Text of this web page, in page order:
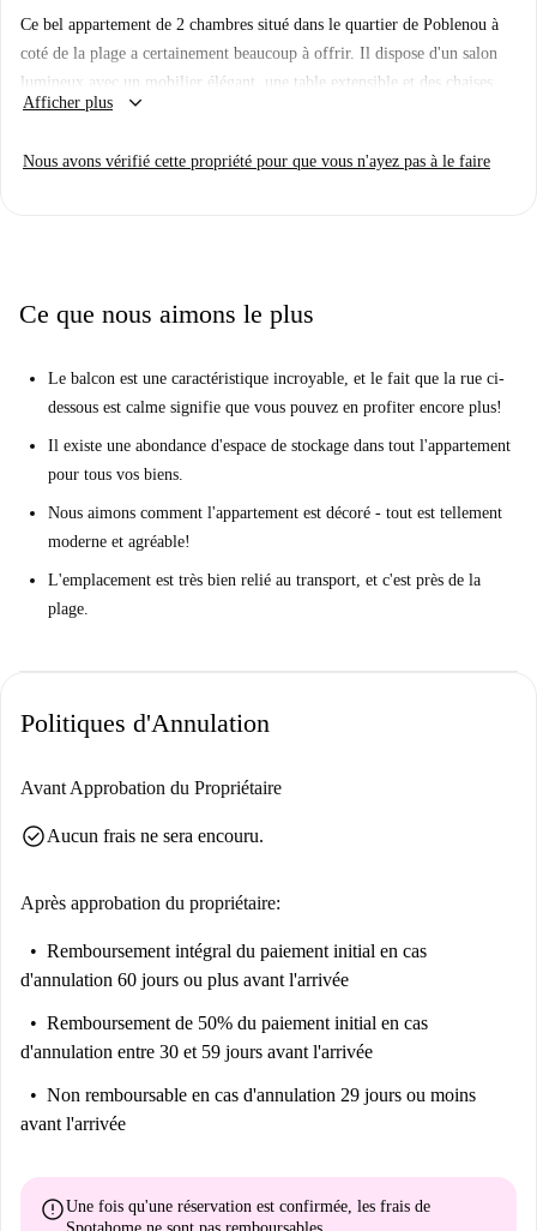
Ce bel appartement de 2 chambres situé dans le quartier de Poblenou à
coté de la plage a certainement beaucoup à offrir. Il dispose d'un salon
lumineux avec un mobilier élégant, une table extensible et des chaises
pour les clients supplémentaires, un canapé et une télévision. La cuisine
marbre. Du salon, vous pouvez accéder au balcon qui donne sur la rue
incroyablement proche de la plage, il est donc facile de profiter du sable
plus près de la maison, consultez le restaurant Els Tres Porquets ou Casa
Aliaga.
Afficher plus keyboard_arrow_down
Nous avons vérifié cette propriété pour que vous n'ayez pas à le faire
Ce que nous aimons le plus
Le balcon est une caractéristique incroyable, et le fait que la rue ci-
dessous est calme signifie que vous pouvez en profiter encore plus!
Il existe une abondance d'espace de stockage dans tout l'appartement
pour tous vos biens.
Nous aimons comment l'appartement est décoré - tout est tellement
moderne et agréable!
L'emplacement est très bien relié au transport, et c'est près de la
plage.
Politiques d'Annulation
Avant Approbation du Propriétaire
check_circleAucun frais ne sera encouru.
Après approbation du propriétaire:
Remboursement intégral du paiement initial en cas
d'annulation 60 jours ou plus avant l'arrivée
Remboursement de 50% du paiement initial en cas
d'annulation entre 30 et 59 jours avant l'arrivée
Non remboursable en cas d'annulation 29 jours ou moins
avant l'arrivée
errorUne fois qu'une réservation est confirmée, les frais de